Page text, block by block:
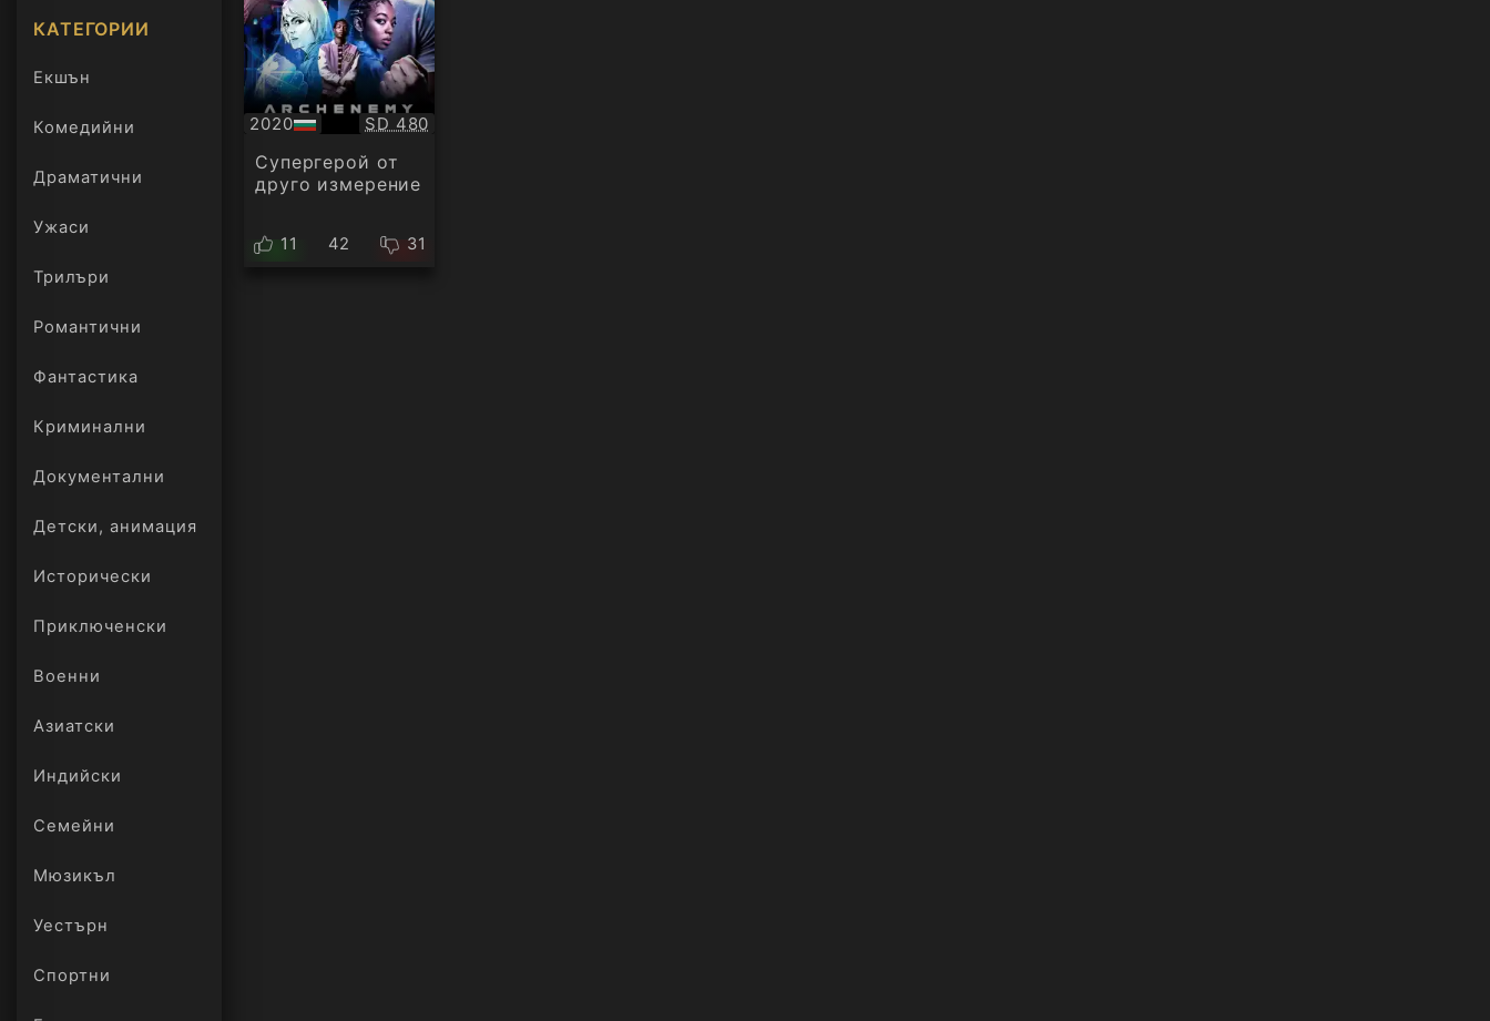
КАТЕГОРИИ
Екшън
Комедийни
Драматични
Ужаси
Трилъри
онлайн
Романтични
Фантастика
Криминални
Документални
Детски, анимация
Исторически
Приключенски
Военни
Азиатски
Индийски
Семейни
Мюзикъл
Уестърн
Спортни
2020
БГ
аудио
Качество:
SD 480
Супергерой от
друго измерение
11 42 31